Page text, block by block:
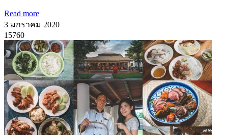
Read more
3 มกราคม 2020
15760